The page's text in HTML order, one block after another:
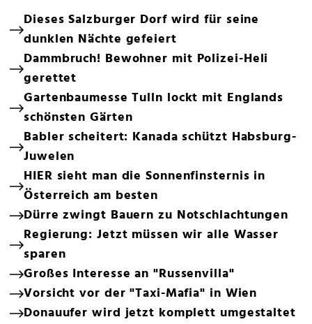
Dieses Salzburger Dorf wird für seine
dunklen Nächte gefeiert
Dammbruch! Bewohner mit Polizei-Heli
gerettet
Gartenbaumesse Tulln lockt mit Englands
schönsten Gärten
Babler scheitert: Kanada schützt Habsburg-
Juwelen
HIER sieht man die Sonnenfinsternis in
Österreich am besten
Dürre zwingt Bauern zu Notschlachtungen
Regierung: Jetzt müssen wir alle Wasser
sparen
Großes Interesse an "Russenvilla"
Vorsicht vor der "Taxi-Mafia" in Wien
Donauufer wird jetzt komplett umgestaltet